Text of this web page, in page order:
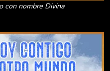
con nombre Divina